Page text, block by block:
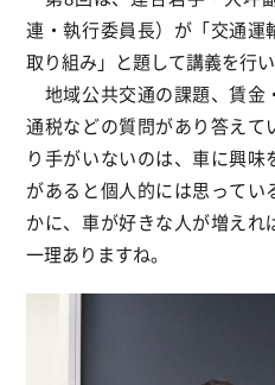
連・執行委員長）が「交通運
取り組み」と題して講義を行い
地域公共交通の課題、賃金
通税などの質問があり答えて
り手がいないのは、車に興
があると個人的には思って
かに、車が好きな人が増えれ
一理ありますね。